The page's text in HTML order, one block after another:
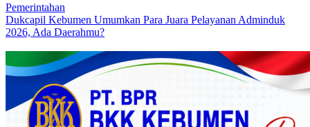
Pemerintahan
Dukcapil Kebumen Umumkan Para Juara Pelayanan Adminduk
2026, Ada Daerahmu?